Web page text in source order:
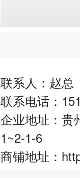
联系人：赵总
联系电话：
企业地址：贵
1~2-1-6
商铺地址：